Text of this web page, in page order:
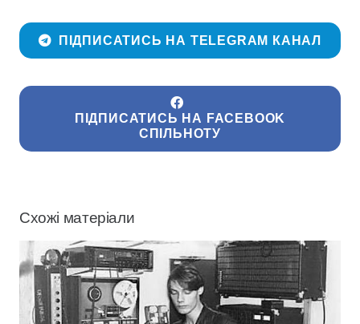
ПІДПИСАТИСЬ НА TELEGRAM КАНАЛ
ПІДПИСАТИСЬ НА FACEBOOK
СПІЛЬНОТУ
Схожі матеріали